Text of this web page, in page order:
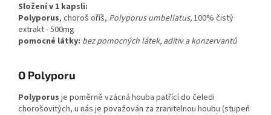
Složení v 1 kapsli:
Polyporus, choroš oříš, Polyporus umbellatus,100% čistý
extrakt - 500mg
pomocné látky: bez pomocných látek, aditiv a konzervantů
O Polyporu
Polyporus je poměrně vzácná houba patřící do čeledi
chorošovitých, u nás je považován za zranitelnou houbu (stupeň